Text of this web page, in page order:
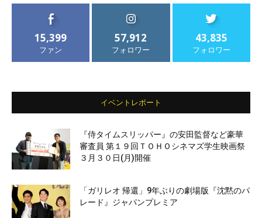
15,399
ファン
57,912
フォロワー
43,835
フォロワー
イベントレポート
『侍タイムスリッパー』の安田監督など豪華
審査員 第１９回ＴＯＨＯシネマズ学生映画祭
３月３０日(月)開催
「ガリレオ 帰還」9年ぶりの劇場版『沈黙のパ
レード』ジャパンプレミア